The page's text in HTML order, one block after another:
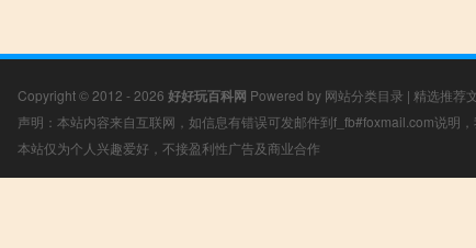
Copyright © 2012 - 2026 好好玩百科网 Powered by 网站分类目录 | 精选推荐
声明：本站内容来自互联网，如信息有错误可发邮件到f_fb#foxmail.com说明
本站仅为个人兴趣爱好，不接盈利性广告及商业合作